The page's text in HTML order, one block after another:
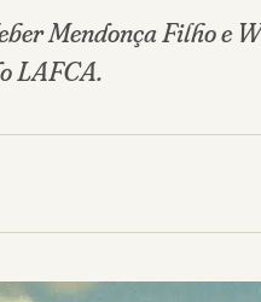
Mendonça Filho e
LAFCA.